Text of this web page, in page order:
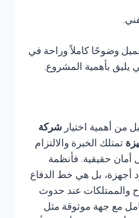
وضوحًا كاملاً وراحة في
يليق بأهمية المشروع.
من أهمية اختيار شركة
تمتلك الخبرة والالتزام
أمان حقيقية. فأنظمة
أجهزة، بل هي خط الدفاع
والممتلكات عند حدوث
مع جهة موثوقة مثل